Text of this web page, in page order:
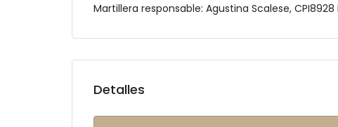
Martillera responsable: Agustina Scalese, CPI8928
Detalles